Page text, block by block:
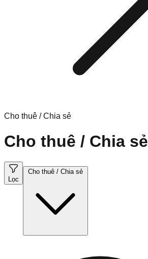
Cho thuê / Chia sẻ
Cho thuê / Chia sẻ
Lọc
Cho thuê / Chia sẻ